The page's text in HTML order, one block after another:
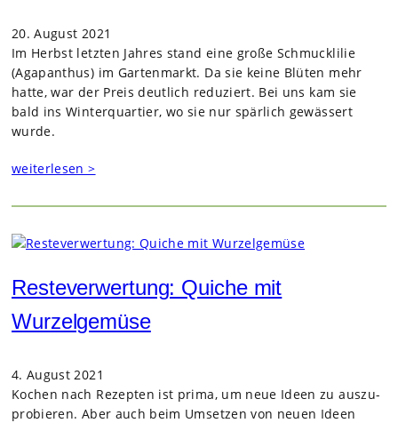
20. August 2021
Im Herbst letz­ten Jah­res stand eine große Schmuck­li­lie
(Aga­pan­thus) im Gar­ten­markt. Da sie keine Blü­ten mehr
hatte, war der Preis deut­lich redu­ziert. Bei uns kam sie
bald ins Win­ter­quar­tier, wo sie nur spär­lich gewäs­sert
wurde.
weiterlesen >
Resteverwertung: Quiche mit
Wurzelgemüse
4. August 2021
Kochen nach Rezep­ten ist prima, um neue Ideen zu aus­zu­
pro­bie­ren. Aber auch beim Umset­zen von neuen Ideen